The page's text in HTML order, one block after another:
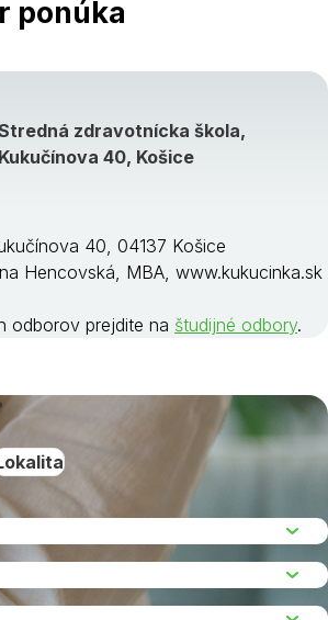
ponúka
zdravotnícka škola,
Kukučínova 40, Košice
40, 04137 Košice
Hencovská, MBA, www.kukucinka.sk
odborov prejdite na študijné odbory.